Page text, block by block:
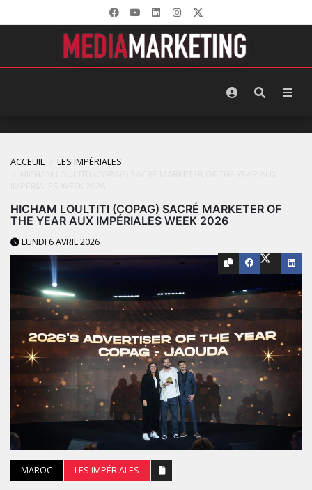
ACCEUIL
LES IMPÉRIALES
HICHAM LOULTITI (COPAG) SACRÉ MARKETER OF
THE YEAR AUX IMPÉRIALES WEEK 2026
LUNDI 6 AVRIL 2026
MAROC LES IMPÉRIALES